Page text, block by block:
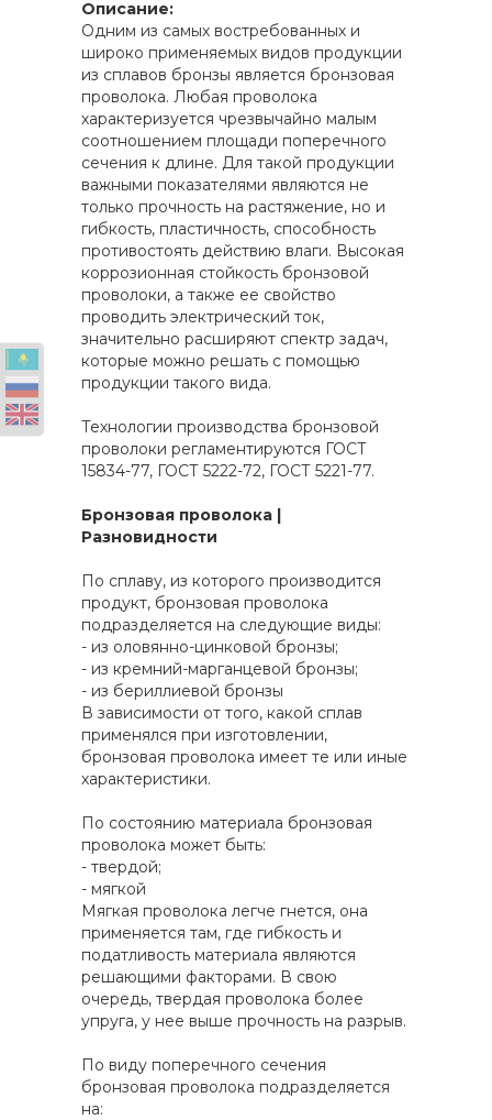
Описание:
Одним из самых востребованных и
широко применяемых видов продукции
из сплавов бронзы является бронзовая
проволока. Любая проволока
характеризуется чрезвычайно малым
соотношением площади поперечного
сечения к длине. Для такой продукции
важными показателями являются не
только прочность на растяжение, но и
гибкость, пластичность, способность
противостоять действию влаги. Высокая
коррозионная стойкость бронзовой
проволоки, а также ее свойство
проводить электрический ток,
значительно расширяют спектр задач,
которые можно решать с помощью
продукции такого вида.
Технологии производства бронзовой
проволоки регламентируются ГОСТ
15834-77, ГОСТ 5222-72, ГОСТ 5221-77.
Бронзовая проволока |
Разновидности
По сплаву, из которого производится
продукт, бронзовая проволока
подразделяется на следующие виды:
- из оловянно-цинковой бронзы;
- из кремний-марганцевой бронзы;
- из бериллиевой бронзы
В зависимости от того, какой сплав
применялся при изготовлении,
бронзовая проволока имеет те или иные
характеристики.
По состоянию материала бронзовая
проволока может быть:
- твердой;
- мягкой
Мягкая проволока легче гнется, она
применяется там, где гибкость и
податливость материала являются
решающими факторами. В свою
очередь, твердая проволока более
упруга, у нее выше прочность на разрыв.
По виду поперечного сечения
бронзовая проволока подразделяется
на: